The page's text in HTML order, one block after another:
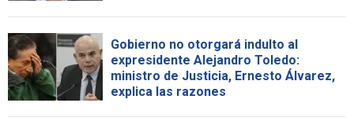
Gobierno no otorgará indulto al
expresidente Alejandro Toledo:
ministro de Justicia, Ernesto Álvarez,
explica las razones